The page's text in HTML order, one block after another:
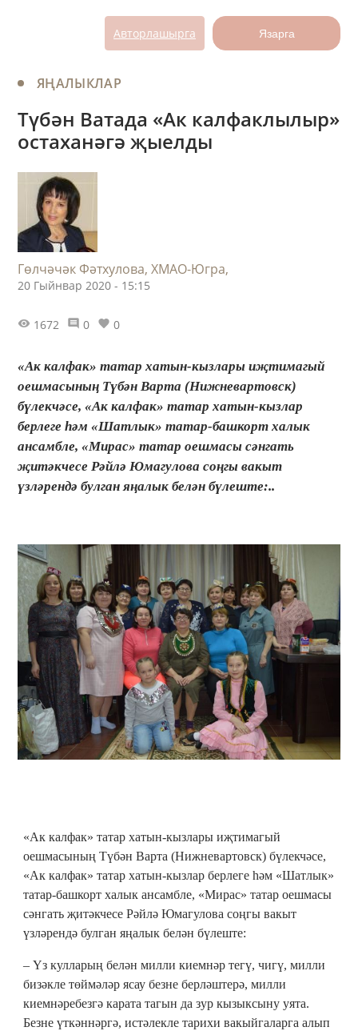
Авторлашырга Язарга
ЯҢАЛЫКЛАР
Түбән Ватада «Ак калфаклылыр»
остаханәгә җыелды
Гөлчәчәк Фәтхулова, ХМАО-Югра,
20 Гыйнвар 2020 - 15:15
1672 0 0
«Ак калфак» татар хатын-кызлары иҗтимагый
оешмасының Түбән Варта (Нижневартовск)
бүлекчәсе, «Ак калфак» татар хатын-кызлар
берлеге һәм «Шатлык» татар-башкорт халык
ансамбле, «Мирас» татар оешмасы сәнгать
җитәкчесе Рәйлә Юмагулова соңгы вакыт
үзләрендә булган яңалык белән бүлеште:..
«Ак калфак» татар хатын-кызлары иҗтимагый
оешмасының Түбән Варта (Нижневартовск) бүлекчәсе,
«Ак калфак» татар хатын-кызлар берлеге һәм «Шатлык»
татар-башкорт халык ансамбле, «Мирас» татар оешмасы
сәнгать җитәкчесе Рәйлә Юмагулова соңгы вакыт
үзләрендә булган яңалык белән бүлеште:
– Үз кулларың белән милли киемнәр тегү, чигү, милли
бизәкле төймәләр ясау безне берләштерә, милли
киемнәребезгә карата тагын да зур кызыксыну уята.
Безне үткәннәргә, истәлекле тарихи вакыйгаларга алып